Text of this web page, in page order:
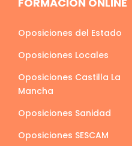
Oposiciones del Estado
Oposiciones Locales
Oposiciones Castilla La
Mancha
Oposiciones Sanidad
Oposiciones SESCAM